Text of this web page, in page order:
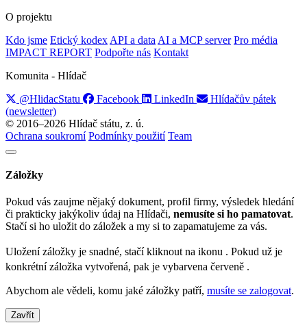
O projektu
Kdo jsme Etický kodex API a data AI a MCP server Pro média
IMPACT REPORT Podpořte nás Kontakt
Komunita - Hlídač
@HlidacStatu
Facebook LinkedIn
Hlídačův pátek
(newsletter)
© 2016–2026 Hlídač státu, z. ú.
Ochrana soukromí Podmínky použití Team
Záložky
Pokud vás zaujme nějaký dokument, profil firmy, výsledek hledání
či prakticky jakýkoliv údaj na Hlídači, nemusíte si ho pamatovat.
Stačí si ho uložit do záložek a my si to zapamatujeme za vás.
Uložení záložky je snadné, stačí kliknout na ikonu . Pokud už je
konkrétní záložka vytvořená, pak je vybarvena červeně .
Abychom ale vědeli, komu jaké záložky patří, musíte se zalogovat.
Zavřít